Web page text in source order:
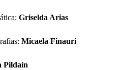
Griselda Arias
Micaela Finauri
Pildaín